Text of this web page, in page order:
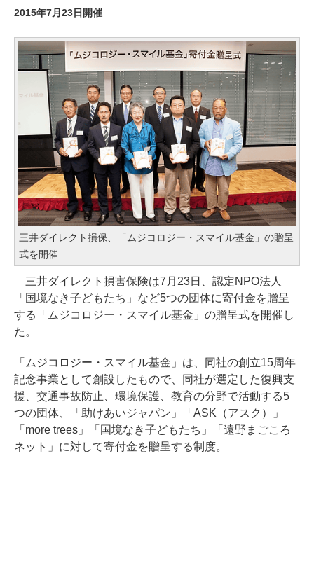
2015年7月23日開催
三井ダイレクト損保、「ムジコロジー・スマイル基金」の贈呈
式を開催
三井ダイレクト損害保険は7月23日、認定NPO法人
「国境なき子どもたち」など5つの団体に寄付金を贈呈
する「ムジコロジー・スマイル基金」の贈呈式を開催し
た。
「ムジコロジー・スマイル基金」は、同社の創立15周年
記念事業として創設したもので、同社が選定した復興支
援、交通事故防止、環境保護、教育の分野で活動する5
つの団体、「助けあいジャパン」「ASK（アスク）」
「more trees」「国境なき子どもたち」「遠野まごころ
ネット」に対して寄付金を贈呈する制度。